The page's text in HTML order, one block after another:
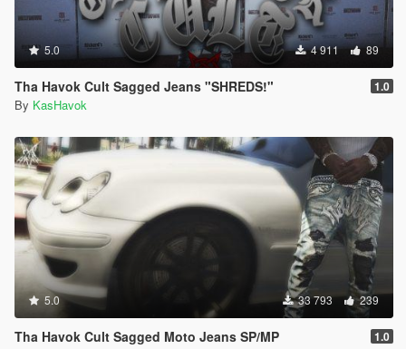
5.0 4 911 89
Tha Havok Cult Sagged Jeans "SHREDS!" 1.0
By KasHavok
5.0 33 793 239
Tha Havok Cult Sagged Moto Jeans SP/MP 1.0